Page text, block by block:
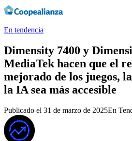
En tendencia
Dimensity 7400 y
MediaTek hacen que el
mejorado de los juegos,
la IA sea más accesible
Publicado el 31 de marzo de 2025En